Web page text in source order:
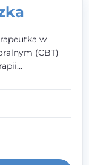
w
(CBT)
od 15. roku
usłyszeć, z
i dobrać
gotowych